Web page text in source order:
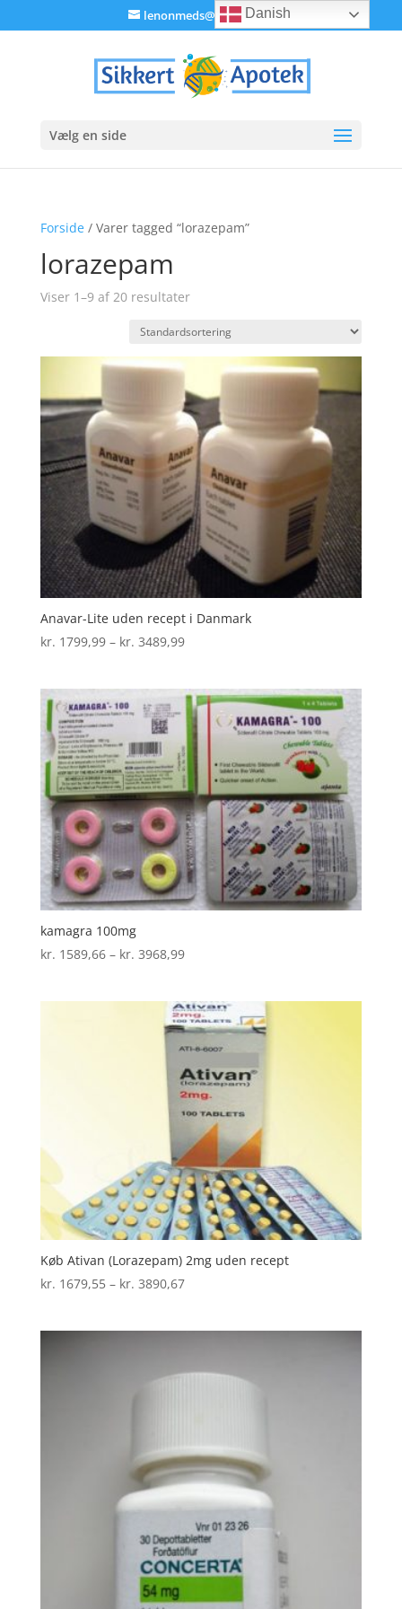
lenonmeds@gmail.com
Vælg en side
Forside/ Varer tagged “lorazepam”
lorazepam
Viser 1–9 af 20 resultater
Anavar-Lite uden recept i Danmark
kr. 1799,99 – kr. 3489,99Prisinterval:
kr. 3489,99
kamagra 100mg
kr. 1589,66 – kr. 3968,99Prisinterval:
kr. 3968,99
Køb Ativan (Lorazepam) 2mg uden recept
kr. 1679,55 – kr. 3890,67Prisinterval:
Danish